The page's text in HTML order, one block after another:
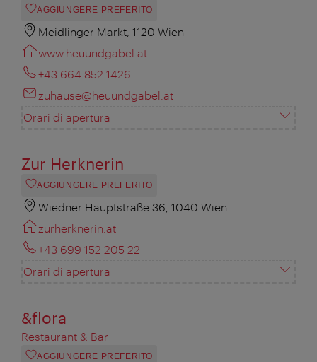
AGGIUNGERE PREFERITO
Meidlinger Markt, 1120 Wien
www.heuundgabel.at
+43 664 852 1426
zuhause@heuundgabel.at
Orari di apertura
Zur Herknerin
AGGIUNGERE PREFERITO
Wiedner Hauptstraße 36, 1040 Wien
zurherknerin.at
+43 699 152 205 22
Orari di apertura
&flora
Restaurant & Bar
AGGIUNGERE PREFERITO